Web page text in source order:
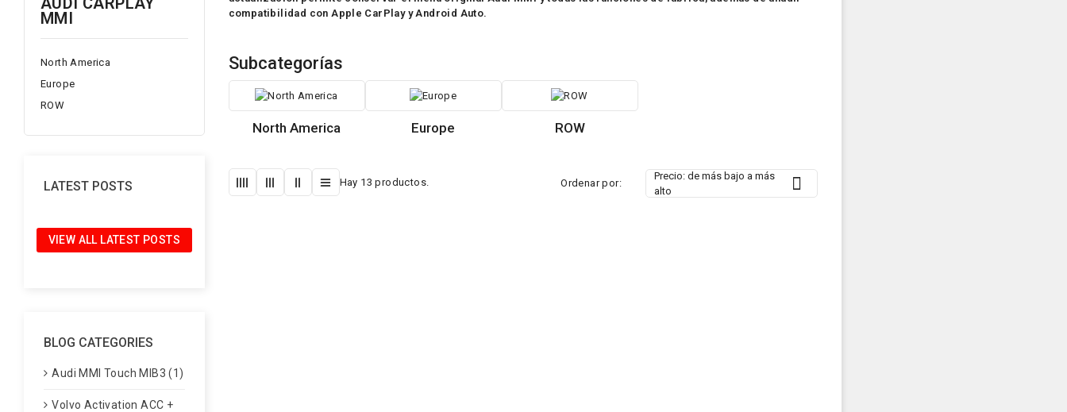
MMI
North America
Europe
ROW
LATEST POSTS
VIEW ALL LATEST POSTS
BLOG CATEGORIES
Audi MMI Touch MIB3 (1)
Volvo Activation ACC +
compatibilidad con Apple CarPlay y Android Auto.
Subcategorías
North America Europe ROW
Hay 13 productos. Ordenar por:
Precio: de más bajo a más
alto
